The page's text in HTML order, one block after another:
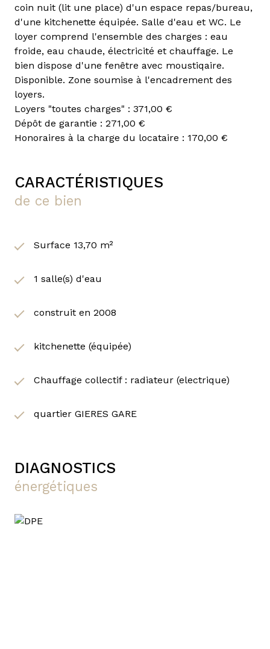
coin nuit (lit une place) d'un espace repas/bureau,
d'une kitchenette équipée. Salle d'eau et WC. Le
loyer comprend l'ensemble des charges : eau
froide, eau chaude, électricité et chauffage. Le
bien dispose d'une fenêtre avec moustiqaire.
Disponible. Zone soumise à l'encadrement des
loyers.
Loyers "toutes charges" : 371,00 €
Dépôt de garantie : 271,00 €
Honoraires à la charge du locataire : 170,00 €
CARACTÉRISTIQUES
de ce bien
Surface 13,70 m²
1 salle(s) d'eau
construit en 2008
kitchenette (équipée)
Chauffage collectif : radiateur (electrique)
quartier GIERES GARE
DIAGNOSTICS
énergétiques